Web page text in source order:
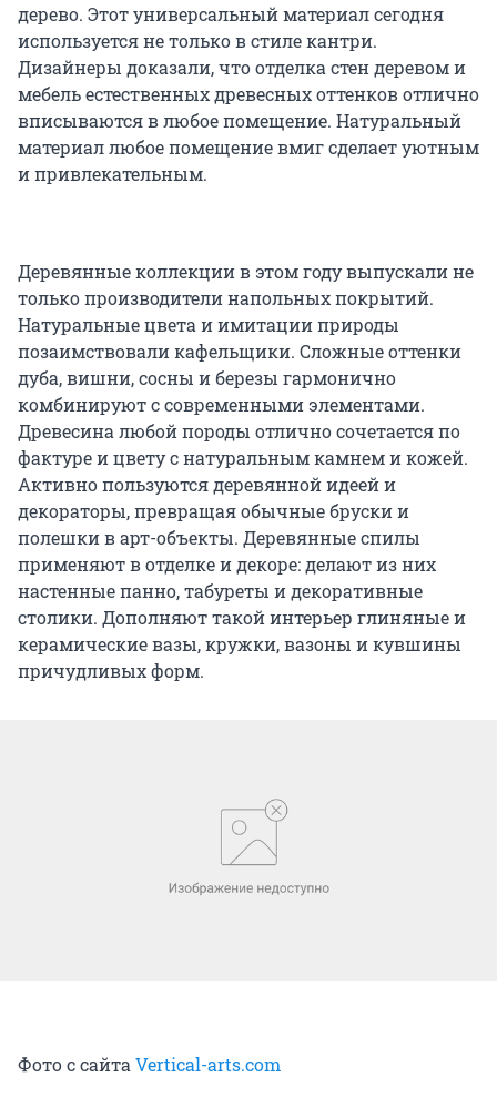
дерево. Этот универсальный материал сегодня
используется не только в стиле кантри.
Дизайнеры доказали, что отделка стен деревом и
мебель естественных древесных оттенков отлично
вписываются в любое помещение. Натуральный
материал любое помещение вмиг сделает уютным
и привлекательным.
Деревянные коллекции в этом году выпускали не
только производители напольных покрытий.
Натуральные цвета и имитации природы
позаимствовали кафельщики. Сложные оттенки
дуба, вишни, сосны и березы гармонично
комбинируют с современными элементами.
Древесина любой породы отлично сочетается по
фактуре и цвету с натуральным камнем и кожей.
Активно пользуются деревянной идеей и
декораторы, превращая обычные бруски и
полешки в арт-объекты. Деревянные спилы
применяют в отделке и декоре: делают из них
настенные панно, табуреты и декоративные
столики. Дополняют такой интерьер глиняные и
керамические вазы, кружки, вазоны и кувшины
причудливых форм.
Фото с сайтаVertical-arts.com